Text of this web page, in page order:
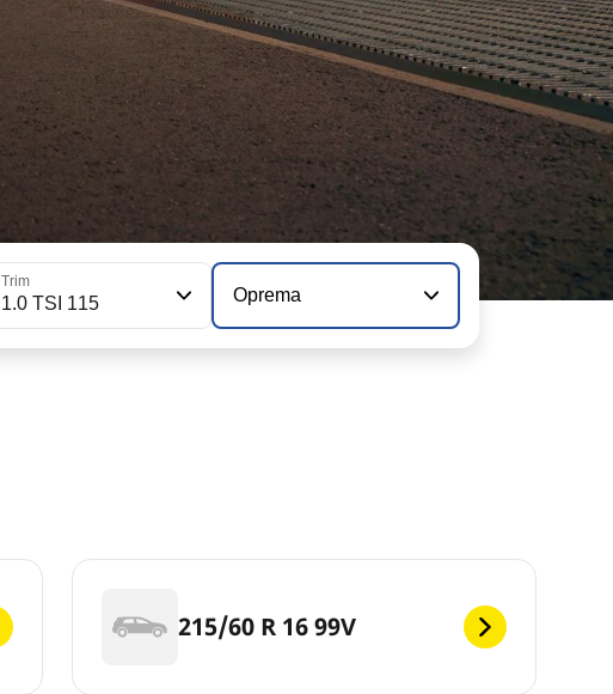
Trim
1.0 TSI 115 Oprema
215/60 R 16 99V